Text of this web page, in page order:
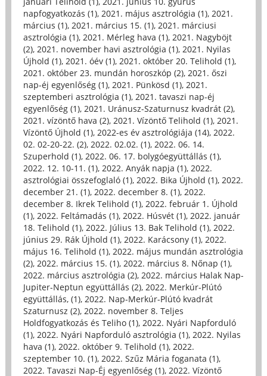
napfogyatkozás (1), 2021. május asztrológia (1), 2021.
március (1), 2021. március 15. (1), 2021. márciusi
asztrológia (1), 2021. Mérleg hava (1), 2021. Nagyböjt
(2), 2021. november havi asztrológia (1), 2021. Nyilas
Újhold (1), 2021. óév (1), 2021. október 20. Telihold (1),
2021. október 23. mundán horoszkóp (2), 2021. őszi
nap-éj egyenlőség (1), 2021. Pünkösd (1), 2021.
szeptemberi asztrológia (1), 2021. tavaszi nap-éj
egyenlőség (1), 2021. Uránusz-Szaturnusz kvadrát (2),
2021. vízöntő hava (2), 2021. Vízöntő Telihold (1), 2021.
Vízöntő Újhold (1), 2022-es év asztrológiája (14), 2022.
02. 02-20-22. (2), 2022. 02.02. (1), 2022. 06. 14.
Szuperhold (1), 2022. 06. 17. bolygóegyüttállás (1),
2022. 12. 10-11. (1), 2022. Anyák napja (1), 2022.
asztrológiai összefoglaló (1), 2022. Bika Újhold (1), 2022.
december 21. (1), 2022. december 8. (1), 2022.
december 8. Ikrek Telihold (1), 2022. február 1. Újhold
(1), 2022. Feltámadás (1), 2022. Húsvét (1), 2022. január
18. Telihold (1), 2022. Július 13. Bak Telihold (1), 2022.
június 29. Rák Újhold (1), 2022. Karácsony (1), 2022.
május 16. Telihold (1), 2022. május mundán asztrológia
(2), 2022. március 15. (1), 2022. március 8. Nőnap (1),
2022. március asztrológia (2), 2022. március Halak Nap-
Jupiter-Neptun együttállás (2), 2022. Merkúr-Plútó
együttállás, (1), 2022. Nap-Merkúr-Plútó kvadrát
Szaturnusz (2), 2022. november 8. Teljes
Holdfogyatkozás és Teliho (1), 2022. Nyári Napforduló
(1), 2022. Nyári Napforduló asztrológia (1), 2022. Nyilas
hava (1), 2022. október 9. Telihold (1), 2022.
szeptember 10. (1), 2022. Szűz Mária foganata (1),
2022. Tavaszi Nap-Éj egyenlőség (1), 2022. Vízöntő